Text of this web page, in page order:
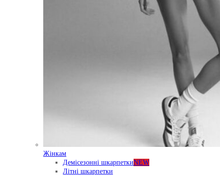
Жінкам
Демісезонні шкарпеткиNEW
Літні шкарпетки